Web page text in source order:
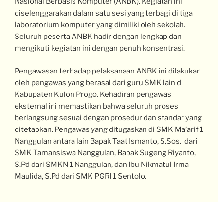
diselenggarakan dalam satu sesi yang terbagi di tiga
laboratorium komputer yang dimiliki oleh sekolah.
Seluruh peserta ANBK hadir dengan lengkap dan
mengikuti kegiatan ini dengan penuh konsentrasi.
Pengawasan terhadap pelaksanaan ANBK ini dilakukan
oleh pengawas yang berasal dari guru SMK lain di
Kabupaten Kulon Progo. Kehadiran pengawas
eksternal ini memastikan bahwa seluruh proses
berlangsung sesuai dengan prosedur dan standar yang
ditetapkan. Pengawas yang ditugaskan di SMK Ma’arif 1
Nanggulan antara lain Bapak Taat Ismanto, S.Sos.I dari
SMK Tamansiswa Nanggulan, Bapak Sugeng Riyanto,
S.Pd dari SMKN 1 Nanggulan, dan Ibu Nikmatul Irma
Maulida, S.Pd dari SMK PGRI 1 Sentolo.